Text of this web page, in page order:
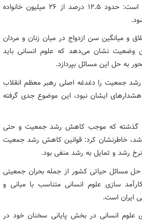
به‌صورت ناگهانی رشد یافته است: حدود ۱۲.۵ درصد از ۲۶ میلیون خانواده
و میانگین سن ازدواج در میان زنان و مردان
وضعیت نشان می‌دهد که علوم انسانی باید
به حل این مسائل بپردازد.
جمعیت را دغدغه اصلی رهبر معظم انقلاب
ایشان نبود، این موضوع جدی گرفته
گذشته که موجب کاهش رشد جمعیت و حتی
خاطرنشان کرد: قوانین کاهش رشد جمعیت
رشد و تمایل به رشد منفی بود.
حل مسائل حیاتی کشور از جمله بحران جمعیتی
سازی علوم انسانی متناسب با مبانی و
ایران است.
علوم انسانی در بخش پایانی سخنان خود در